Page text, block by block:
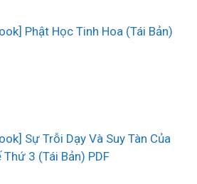
Phật Học Tinh Hoa (Tái Bản)
Sự Trỗi Dạy Và Suy Tàn Của
Thứ 3 (Tái Bản) PDF